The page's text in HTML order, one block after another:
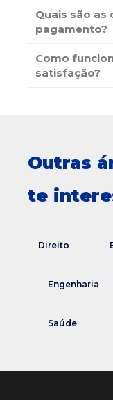
Quais são as
pagamento?
Como
satisfação?
Outras
te
Direito
Engenharia
Saúde